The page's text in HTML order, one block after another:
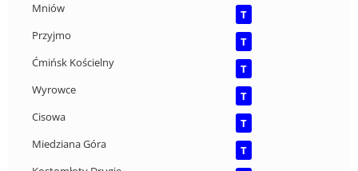
Mniów
T
Przyjmo
T
Ćmińsk Kościelny
T
Wyrowce
T
Cisowa
T
Miedziana Góra
T